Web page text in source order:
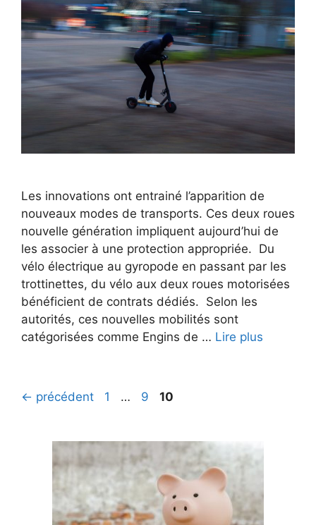
Les innovations ont entrainé l’apparition de
nouveaux modes de transports. Ces deux roues
nouvelle génération impliquent aujourd’hui de
les associer à une protection appropriée. Du
vélo électrique au gyropode en passant par les
trottinettes, du vélo aux deux roues motorisées
bénéficient de contrats dédiés. Selon les
autorités, ces nouvelles mobilités sont
catégorisées comme Engins de … Lire plus
← précédent Page
1 … Page
9 Page
10